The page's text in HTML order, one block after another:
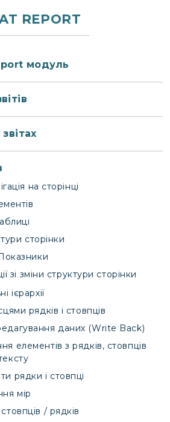
REPORT
модуль
на сторінці
сторінки
зі зміни структури сторінки
ієрархії
рядків і стовпців
даних (Write Back)
елементів з рядків, стовпців
рядки і стовпці
мір
/ рядків